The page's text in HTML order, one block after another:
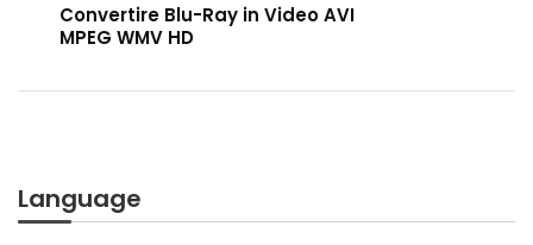
Convertire Blu-Ray in Video AVI
MPEG WMV HD
Language